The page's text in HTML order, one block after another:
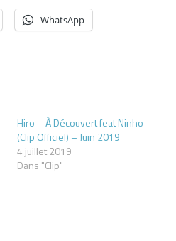
WhatsApp
Hiro – À Découvert feat Ninho
(Clip Officiel) – Juin 2019
4 juillet 2019
Dans "Clip"